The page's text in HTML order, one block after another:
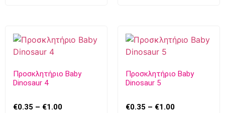
Προσκλητήριο Baby
Dinosaur 4
€0.35 – €1.00
Προσκλητήριο Baby
Dinosaur 5
€0.35 – €1.00